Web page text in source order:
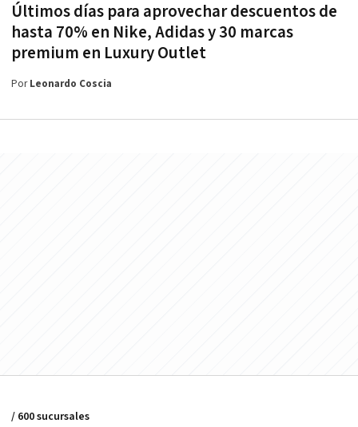
Últimos días para aprovechar descuentos de
hasta 70% en Nike, Adidas y 30 marcas
premium en Luxury Outlet
PorLeonardo Coscia
/ 600 sucursales